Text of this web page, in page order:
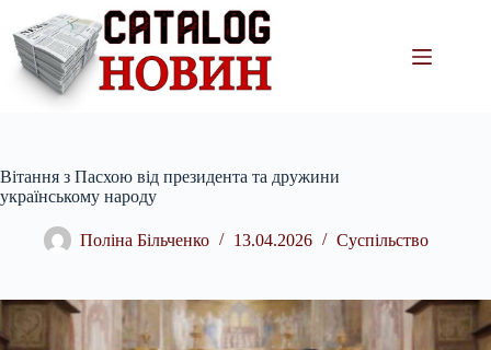
вмісту
Вітання з Пасхою від президента та дружини
українському народу
Поліна Більченко 13.04.2026 Суспільство